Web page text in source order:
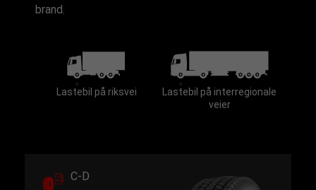
brand.
Lastebil på riksvei
Lastebil på interregionale
veier
C-D